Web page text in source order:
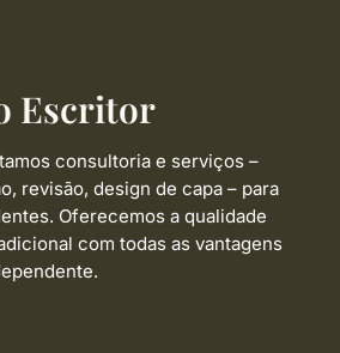
Escritor
consultoria e serviços –
revisão, design de capa – para
Oferecemos a qualidade
com todas as vantagens